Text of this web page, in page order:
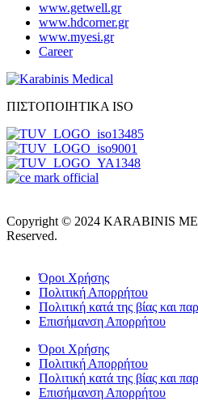
www.getwell.gr
www.hdcorner.gr
www.myesi.gr
Career
ΠΙΣΤΟΠΟΙΗΤΙΚΑ ISO
Copyright © 2024 KARABINIS
Reserved.
Όροι Χρήσης
Πολιτική Απορρήτου
Πολιτική κατά της βίας και
Επισήμανση Απορρήτου
Όροι Χρήσης
Πολιτική Απορρήτου
Πολιτική κατά της βίας και
Επισήμανση Απορρήτου